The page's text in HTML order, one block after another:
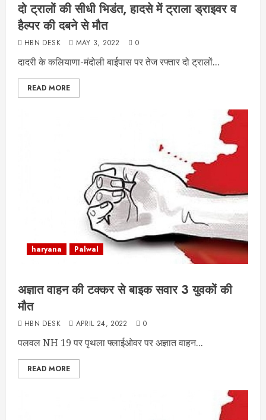
दो ट्रालों की सीधी भिडंत, हादसे में ट्राला ड्राइवर व
हैल्पर की दबने से मौत
HBN DESK MAY 3, 2022 0
दादरी के कलियाणा-मंदोली बाईपास पर तेज रफ्तार दो ट्रालों...
READ MORE
haryana Palwal
अज्ञात वाहन की टक्कर से बाइक सवार 3 युवकों की
मौत
HBN DESK APRIL 24, 2022 0
पलवल NH 19 पर पृथला फ्लाईओवर पर अज्ञात वाहन...
READ MORE